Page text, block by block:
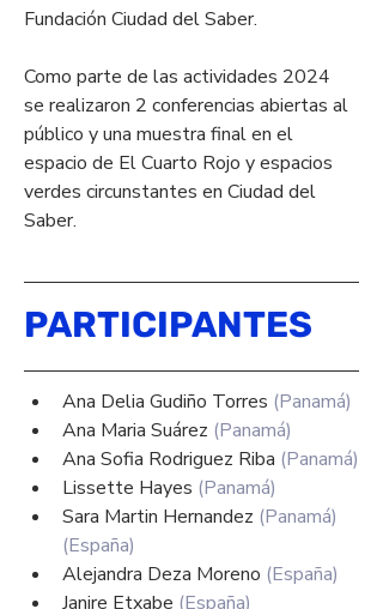
Fundación Ciudad del Saber.
Como parte de las actividades 2024
se realizaron 2 conferencias abiertas al
público y una muestra final en el
espacio de El Cuarto Rojo y espacios
verdes circunstantes en Ciudad del
Saber.
PARTICIPANTES
Ana Delia Gudiño Torres (Panamá)
Ana Maria Suárez (Panamá)
Ana Sofia Rodriguez Riba (Panamá)
Lissette Hayes (Panamá)
Sara Martin Hernandez (Panamá)
(España)
Alejandra Deza Moreno (España)
Janire Etxabe (España)